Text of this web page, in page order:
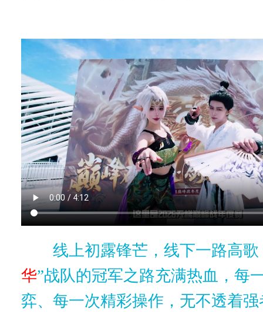
线上初露锋芒，线下一路高歌
华”战队的冠军之路充满热血，每
弈、每一次精彩操作，无不透着